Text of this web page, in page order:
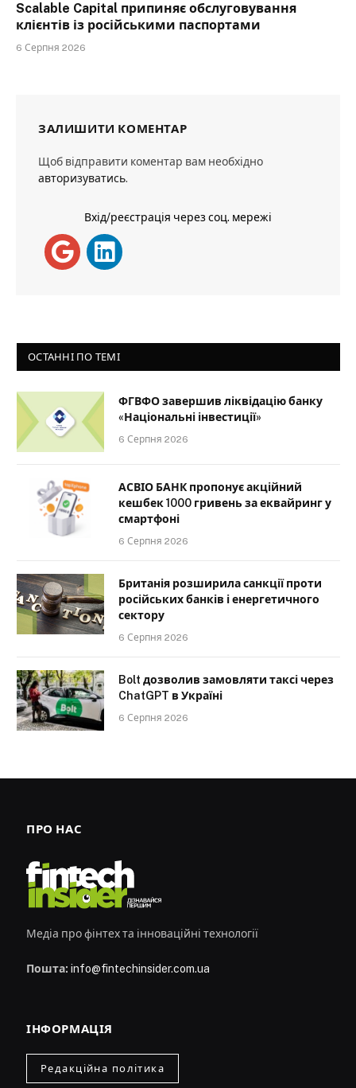
Scalable Capital припиняє обслуговування
клієнтів із російськими паспортами
6 Серпня 2026
ЗАЛИШИТИ КОМЕНТАР
Щоб відправити коментар вам необхідно
авторизуватись.
Вхід/реєстрація через соц. мережі
ОСТАННІ ПО ТЕМІ
ФГВФО завершив ліквідацію банку
«Національні інвестиції»
6 Серпня 2026
АСВІО БАНК пропонує акційний
кешбек 1000 гривень за еквайринг у
смартфоні
6 Серпня 2026
Британія розширила санкції проти
російських банків і енергетичного
сектору
6 Серпня 2026
Bolt дозволив замовляти таксі через
ChatGPT в Україні
6 Серпня 2026
ПРО НАС
Медіа про фінтех та інноваційні технології
Пошта: info@fintechinsider.com.ua
ІНФОРМАЦІЯ
Редакційна політика